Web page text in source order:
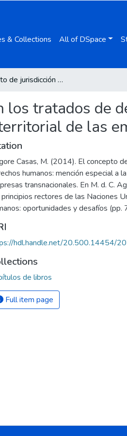
& Collections All of DSpace
El concepto de jurisdicción en los tratados de derechos humanos: mención especial a la actuación extraterritorial de las empresas transnacionales
los tratados de
de las
Casas, M. (2014). El concepto
humanos: mención especial a
transnacionales. En M. d. C.
rectores de las Naciones
oportunidades y desafíos (pp.
hdl.handle.net/20.500.14454/
de libros
Full item page